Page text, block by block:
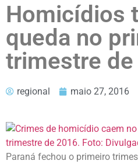
Homicídios
queda no
trimestre
regional maio 27, 2016
Paraná fechou o primeiro